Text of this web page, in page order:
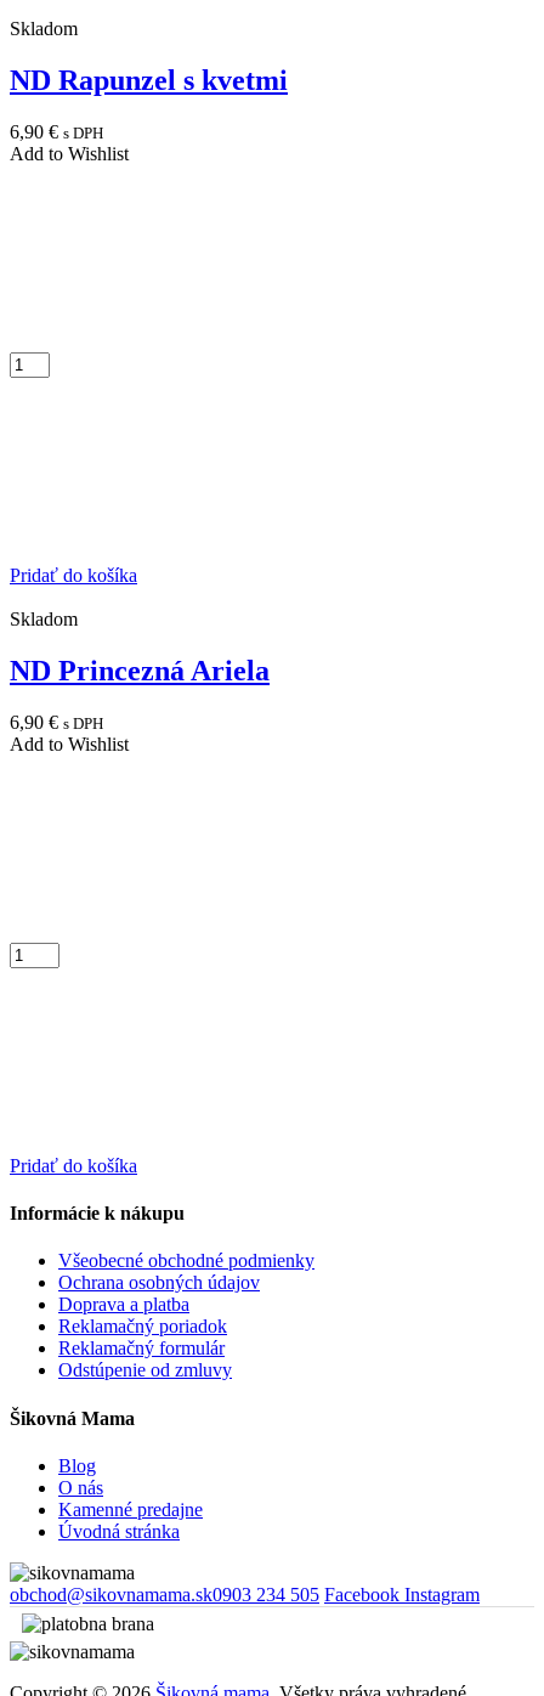
Skladom
ND Rapunzel s kvetmi
6,90 € s DPH
Add to Wishlist
Pridať do košíka
Skladom
ND Princezná Ariela
6,90 € s DPH
Add to Wishlist
Pridať do košíka
Informácie k nákupu
Všeobecné obchodné podmienky
Ochrana osobných údajov
Doprava a platba
Reklamačný poriadok
Reklamačný formulár
Odstúpenie od zmluvy
Šikovná Mama
Blog
O nás
Kamenné predajne
Úvodná stránka
obchod@sikovnamama.sk0903 234 505 Facebook Instagram